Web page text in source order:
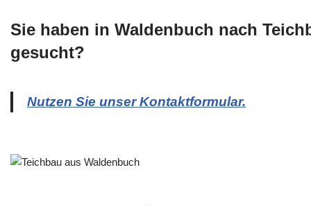
Sie haben in Waldenbuch nach
gesucht?
Nutzen Sie unser Kontaktformular.